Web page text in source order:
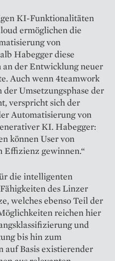
KI-Funktionalitäten
ermöglichen die
von
Habegger diese
der Entwicklung neuer
Auch wenn 4teamwork
der Umsetzungsphase der
verspricht sich der
Au­to­matisierung von
KI. Habegger:
können User von
Effizienz gewinnen.“
die intelligenten
des Linzer
welches ebenso Teil der
reichen hier
und
bis hin zum
auf Basis existierender